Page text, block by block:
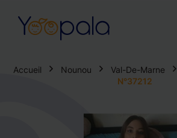
Accueil Nounou Val-De-Marne
N°37212